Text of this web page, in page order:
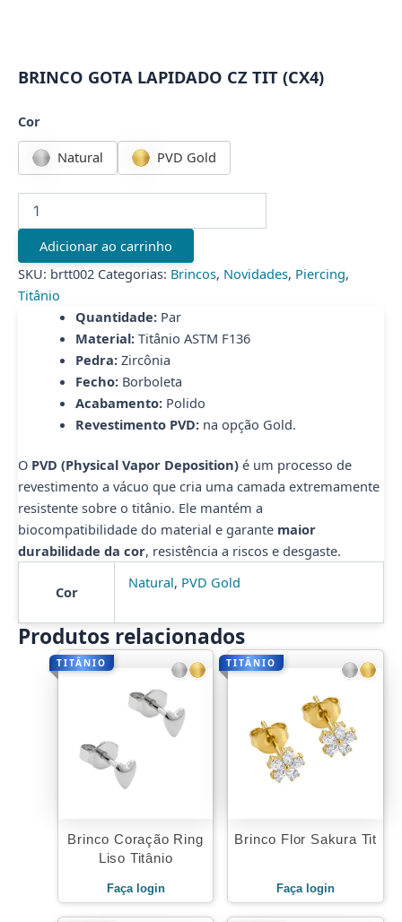
BRINCO GOTA LAPIDADO CZ TIT (CX4)
Cor
Natural PVD Gold
GOTA
LAPIDADO
TIT
(CX4)
Adicionar ao carrinho
SKU: brtt002 Categorias: Brincos, Novidades, Piercing,
Titânio
Quantidade:Par
Material:Titânio ASTM F136
Pedra:Zircônia
Fecho:Borboleta
Acabamento:Polido
Revestimento PVD:na opção Gold.
O PVD (Physical Vapor Deposition) é um processo de
revestimento a vácuo que cria uma camada extremamente
resistente sobre o titânio. Ele mantém a
biocompatibilidade do material e garante maior
durabilidade da cor, resistência a riscos e desgaste.
Cor
Natural, PVD Gold
Produtos relacionados
TITÂNIO
Brinco Coração Ring
Liso Titânio
Faça login
TITÂNIO
Brinco Flor Sakura Tit
Faça login